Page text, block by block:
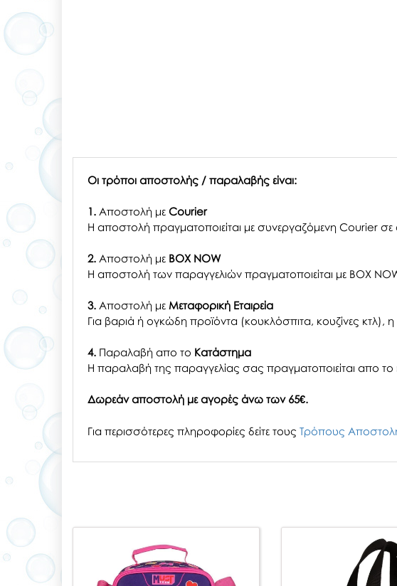
Οι τρόποι αποστολής / παραλαβής είναι:
1. Αποστολή με Courier
Η αποστολή πραγματοποιείται με συνεργαζόμενη Courier
2. Αποστολή με BOX NOW
Η αποστολή των παραγγελιών πραγματοποιείται με BOX
3. Αποστολή με Μεταφορική Εταιρεία
Για βαριά ή ογκώδη προϊόντα (κουκλόσπιτα, κουζίνες κτλ),
4. Παραλαβή απο το Κατάστημα
H παραλαβή της παραγγελίας σας πραγματοποιείται απο
Δωρεάν αποστολή με αγορές άνω των 65€.
Για περισσότερες πληροφορίες δείτε τους Τρόπους